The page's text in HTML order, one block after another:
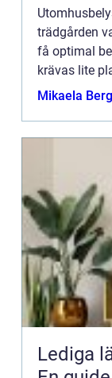
trädgården
få optimal
krävas lite
sakerman
Mikaela
Lediga